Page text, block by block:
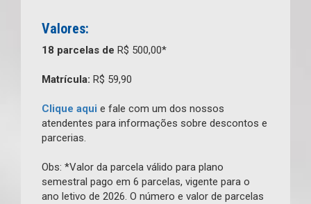
Valores:
18 parcelas de R$ 500,00*
Matrícula: R$ 59,90
Clique aqui e fale com um dos nossos
atendentes para informações sobre descontos e
parcerias.
Obs: *Valor da parcela válido para plano
semestral pago em 6 parcelas, vigente para o
ano letivo de 2026. O número e valor de parcelas